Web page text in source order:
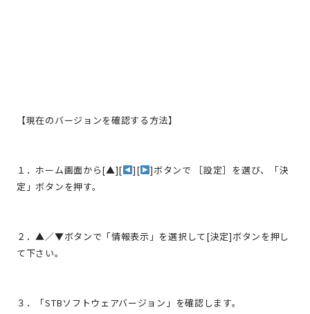
【現在のバージョンを確認する方法】
１．ホーム画面から[▲][ ][
]ボタンで ［設定］を選び、「決
定」ボタンを押す。
２．▲／▼ボタンで「情報表示」を選択して[決定]ボタンを押し
て下さい。
３．「STBソフトウェアバージョン」を確認します。